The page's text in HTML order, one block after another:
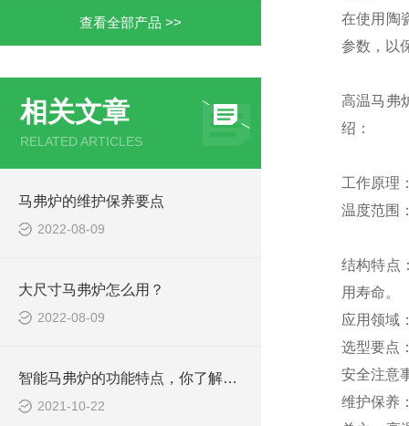
查看全部产品 >>
相关文章
RELATED ARTICLES
马弗炉的维护保养要点
2022-08-09
大尺寸马弗炉怎么用？
2022-08-09
智能马弗炉的功能特点，你了解多少？
2021-10-22
在使用陶
参数，以
高温马弗
绍：
工作原理
温度范围
结构特点
用寿命。
应用领域
选型要点
安全注意
维护保养